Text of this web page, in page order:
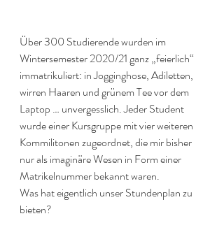
Über 300 Studierende wurden im
Wintersemester 2020/21 ganz „feierlich“
immatrikuliert: in Jogginghose, Adiletten,
wirren Haaren und grünem Tee vor dem
Laptop … unvergesslich. Jeder Student
wurde einer Kursgruppe mit vier weiteren
Kommilitonen zugeordnet, die mir bisher
nur als imaginäre Wesen in Form einer
Matrikelnummer bekannt waren.
Was hat eigentlich unser Stundenplan zu
bieten?